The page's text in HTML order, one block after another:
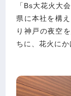
「Bs大花火大
県に本社を構
り神戸の夜空
ちに、花火にか